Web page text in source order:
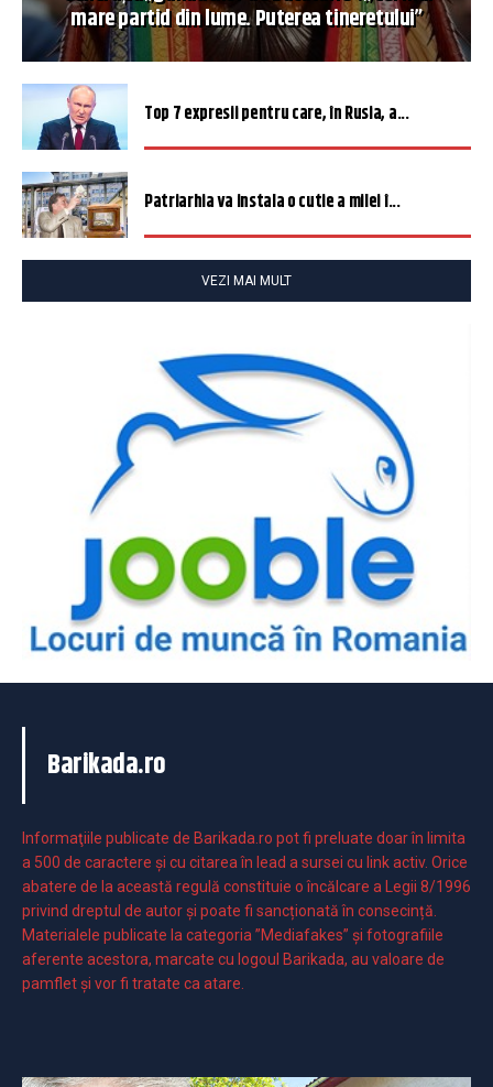
mare partid din lume. Puterea tineretului”
Top 7 expresii pentru care, în Rusia, a...
Patriarhia va instala o cutie a milei î...
VEZI MAI MULT
Barikada.ro
Informaţiile publicate de Barikada.ro pot fi preluate doar în limita
a 500 de caractere şi cu citarea în lead a sursei cu link activ. Orice
abatere de la această regulă constituie o încălcare a Legii 8/1996
privind dreptul de autor și poate fi sancționată în consecință.
Materialele publicate la categoria ”Mediafakes” și fotografiile
aferente acestora, marcate cu logoul Barikada, au valoare de
pamflet și vor fi tratate ca atare.